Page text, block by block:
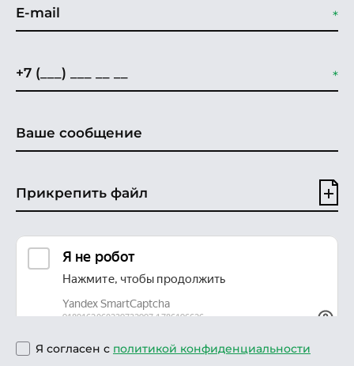
Прикрепить файл
Я согласен с политикой конфиденциальности